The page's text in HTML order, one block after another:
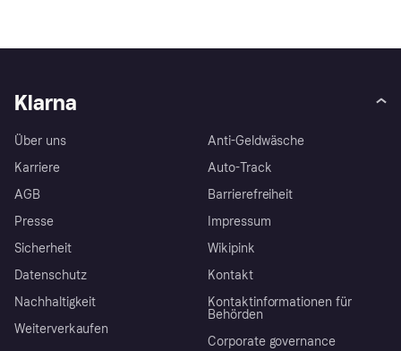
Klarna
Über uns
Karriere
AGB
Presse
Sicherheit
Datenschutz
Nachhaltigkeit
Weiterverkaufen
Anti-Geldwäsche
Auto-Track
Barrierefreiheit
Impressum
Wikipink
Kontakt
Kontaktinformationen für
Behörden
Corporate governance